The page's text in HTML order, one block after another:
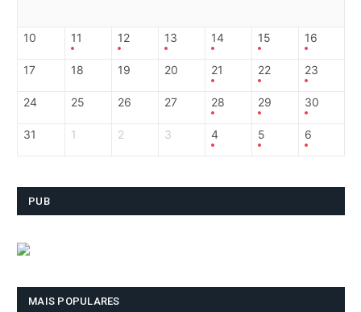
10 11 12 13 14 15 16
17 18 19 20 21 22 23
24 25 26 27 28 29 30
31 1 2 3 4 5 6
PUB
MAIS POPULARES